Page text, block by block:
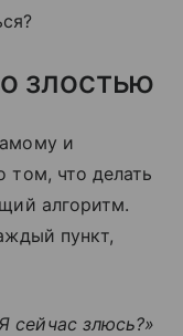
злостью
и
том, что делать
алгоритм.
пункт,
сейчас злюсь?»